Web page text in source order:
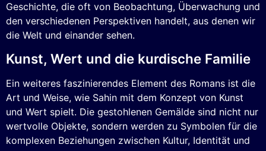
Geschichte, die oft von Beobachtung, Überwachung und
den verschiedenen Perspektiven handelt, aus denen wir
die Welt und einander sehen.
Kunst, Wert und die kurdische Familie
Ein weiteres faszinierendes Element des Romans ist die
Art und Weise, wie Sahin mit dem Konzept von Kunst
und Wert spielt. Die gestohlenen Gemälde sind nicht nur
wertvolle Objekte, sondern werden zu Symbolen für die
komplexen Beziehungen zwischen Kultur, Identität und